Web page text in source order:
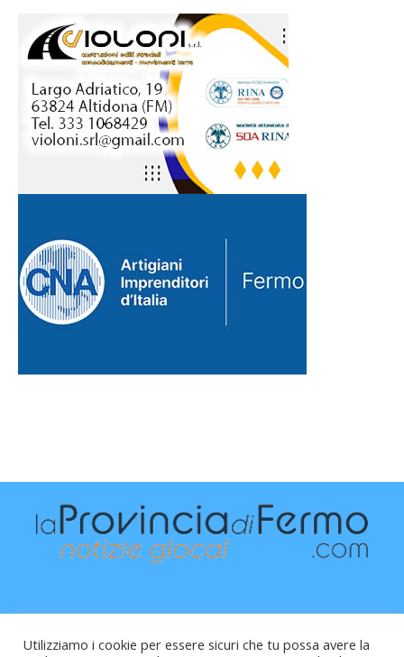
Utilizziamo i cookie per essere sicuri che tu possa avere la